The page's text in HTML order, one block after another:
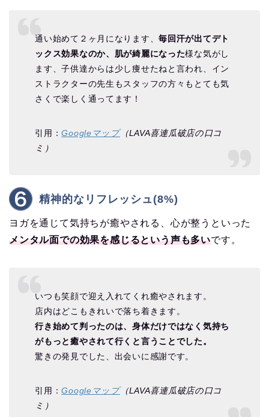
通い始めて２ヶ月になります、毎回汗が出てデト
ックス効果なのか、肌が綺麗になった様な気がし
ます、子供達からは少し痩せたねと言われ、イン
ストラクターの先生もスタッフの方々もとても気
さくで楽しく通ってます！
引用：Googleマップ（LAVA喜連瓜破店の口コ
ミ）
精神的なリフレッシュ(8%)
ヨガを通じて気持ちが癒やされる、心が整うといった
メンタル面での効果を感じるという声も多いです。
いつも笑顔で迎え入れてくれ癒やされます。
店内はどこもきれいで落ち着きます。
行き始めて判ったのは、身体だけではなく気持ち
がもっと癒やされて行くと言うことでした。
驚きの発見でした、出会いに感謝です。
引用：Googleマップ（LAVA喜連瓜破店の口コ
ミ）